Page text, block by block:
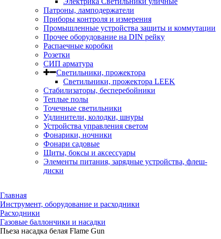
Патроны, ламподержатели
Приборы контроля и измерения
Промышленные устройства защиты и коммутации
Прочее оборудование на DIN рейку
Распаечные коробки
Розетки
СИП арматура
Светильники, прожектора
Светильники, прожектора LEEK
Стабилизаторы, бесперебойники
Теплые полы
Точечные светильники
Удлинители, колодки, шнуры
Устройства управления светом
Фонарики, ночники
Фонари садовые
Щиты, боксы и аксессуары
Элементы питания, зарядные устройства, флеш-
диски
Главная
Инструмент, оборудование и расходники
Расходники
Газовые баллончики и насадки
Пьеза насадка белая Flame Gun